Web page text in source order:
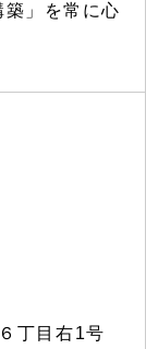
」を常に心
丁目右1号